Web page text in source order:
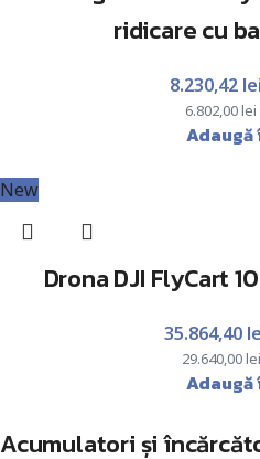
ridicare cu
6.802,00lei
8.230,42 lei
Adaugă
New
Drona DJI FlyCart
29.640,00lei
35.864,40
Adaugă
Acumulatori și